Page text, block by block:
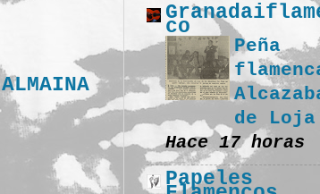
co
Peña
de Loja
Hace 17 horas
Papeles